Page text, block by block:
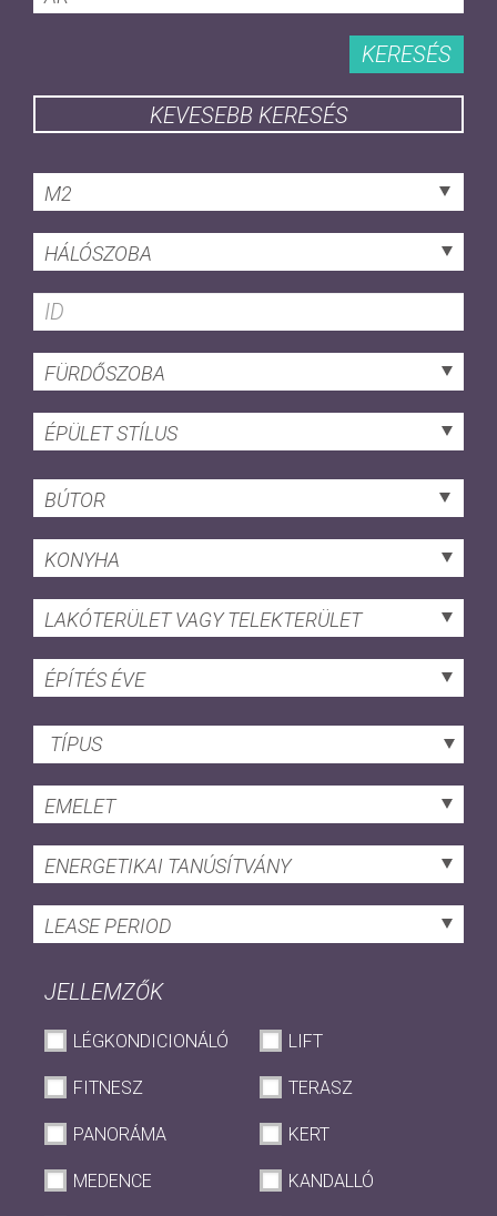
KERESÉS
KEVESEBB KERESÉS
M2
HÁLÓSZOBA
FÜRDŐSZOBA
ÉPÜLET STÍLUS
BÚTOR
KONYHA
LAKÓTERÜLET VAGY TELEKTERÜLET
ÉPÍTÉS ÉVE
TÍPUS
EMELET
ENERGETIKAI TANÚSÍTVÁNY
LEASE PERIOD
JELLEMZŐK
LÉGKONDICIONÁLÓ LIFT
FITNESZ TERASZ
PANORÁMA KERT
MEDENCE KANDALLÓ